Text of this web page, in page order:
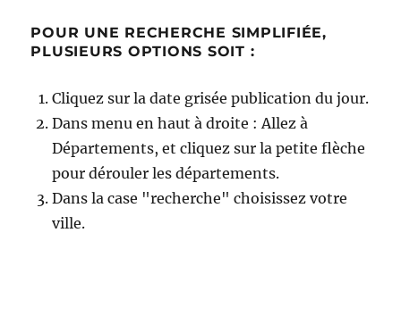
POUR UNE RECHERCHE SIMPLIFIÉE,
PLUSIEURS OPTIONS SOIT :
Cliquez sur la date grisée publication du jour.
Dans menu en haut à droite : Allez à
Départements, et cliquez sur la petite flèche
pour dérouler les départements.
Dans la case "recherche" choisissez votre
ville.